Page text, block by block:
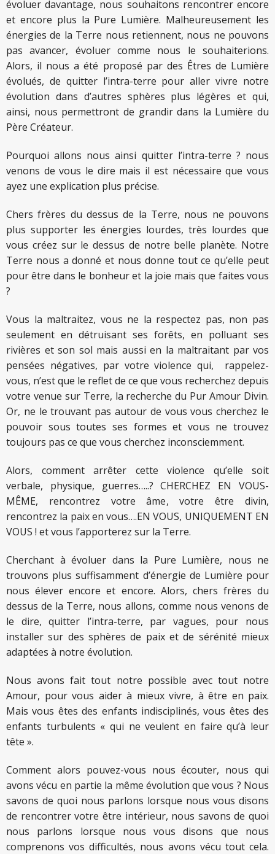
évoluer davantage, nous souhaitons rencontrer encore
et encore plus la Pure Lumière. Malheureusement les
énergies de la Terre nous retiennent, nous ne pouvons
pas avancer, évoluer comme nous le souhaiterions.
Alors, il nous a été proposé par des Êtres de Lumière
évolués, de quitter l’intra-terre pour aller vivre notre
évolution dans d’autres sphères plus légères et qui,
ainsi, nous permettront de grandir dans la Lumière du
Père Créateur.
Pourquoi allons nous ainsi quitter l’intra-terre ? nous
venons de vous le dire mais il est nécessaire que vous
ayez une explication plus précise.
Chers frères du dessus de la Terre, nous ne pouvons
plus supporter les énergies lourdes, très lourdes que
vous créez sur le dessus de notre belle planète. Notre
Terre nous a donné et nous donne tout ce qu’elle peut
pour être dans le bonheur et la joie mais que faites vous
?
Vous la maltraitez, vous ne la respectez pas, non pas
seulement en détruisant ses forêts, en polluant ses
rivières et son sol mais aussi en la maltraitant par vos
pensées négatives, par votre violence qui, rappelez-
vous, n’est que le reflet de ce que vous recherchez depuis
votre venue sur Terre, la recherche du Pur Amour Divin.
Or, ne le trouvant pas autour de vous vous cherchez le
pouvoir sous toutes ses formes et vous ne trouvez
toujours pas ce que vous cherchez inconsciemment.
Alors, comment arrêter cette violence qu’elle soit
verbale, physique, guerres…..? CHERCHEZ EN VOUS-
MÊME, rencontrez votre âme, votre être divin,
rencontrez la paix en vous….EN VOUS, UNIQUEMENT EN
VOUS ! et vous l’apporterez sur la Terre.
Cherchant à évoluer dans la Pure Lumière, nous ne
trouvons plus suffisamment d’énergie de Lumière pour
nous élever encore et encore. Alors, chers frères du
dessus de la Terre, nous allons, comme nous venons de
le dire, quitter l’intra-terre, par vagues, pour nous
installer sur des sphères de paix et de sérénité mieux
adaptées à notre évolution.
Nous avons fait tout notre possible avec tout notre
Amour, pour vous aider à mieux vivre, à être en paix.
Mais vous êtes des enfants indisciplinés, vous êtes des
enfants turbulents « qui ne veulent en faire qu’à leur
tête ».
Comment alors pouvez-vous nous écouter, nous qui
avons vécu en partie la même évolution que vous ? Nous
savons de quoi nous parlons lorsque nous vous disons
de rencontrer votre être intérieur, nous savons de quoi
nous parlons lorsque nous vous disons que nous
comprenons vos difficultés, nous avons vécu tout cela.